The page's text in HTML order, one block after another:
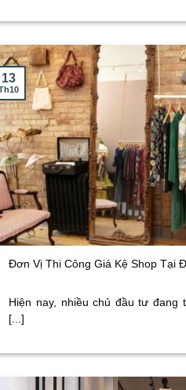
Đơn Vị Thi Công Giá Kệ Shop Tại
Hiện nay, nhiều chủ đầu tư
[...]
13